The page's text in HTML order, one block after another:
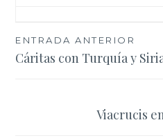
Navegación
de
ENTRADA ANTERIOR
Cáritas con Turquía y
Viacrucis